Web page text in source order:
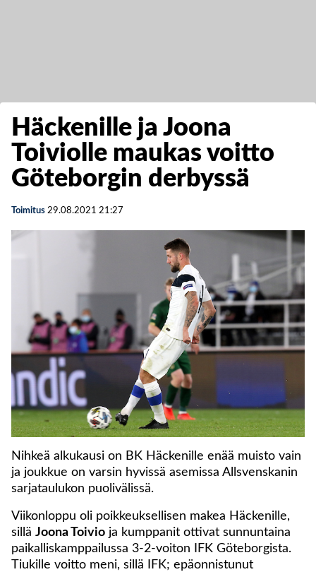
Häckenille ja Joona
Toiviolle maukas voitto
Göteborgin derbyssä
Toimitus 29.08.2021 21:27
Nihkeä alkukausi on BK Häckenille enää muisto vain
ja joukkue on varsin hyvissä asemissa Allsvenskanin
sarjataulukon puolivälissä.
Viikonloppu oli poikkeuksellisen makea Häckenille,
sillä Joona Toivio ja kumppanit ottivat sunnuntaina
paikalliskamppailussa 3-2-voiton IFK Göteborgista.
Tiukille voitto meni, sillä IFK; epäonnistunut